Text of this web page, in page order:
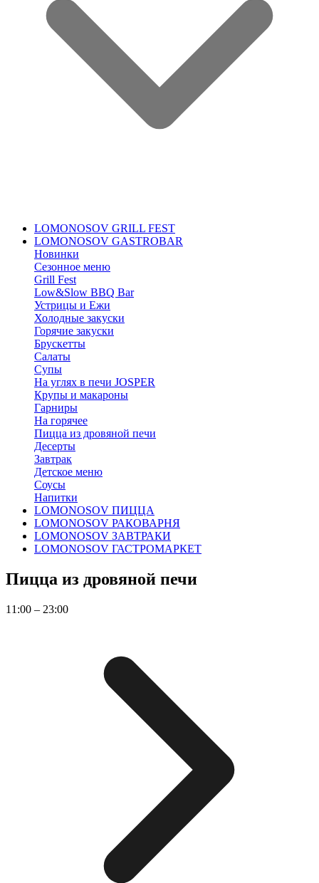
LOMONOSOV GRILL FEST
LOMONOSOV GASTROBAR
Новинки
Сезонное меню
Grill Fest
Low&Slow BBQ Bar
Устрицы и Ежи
Холодные закуски
Горячие закуски
Брускетты
Салаты
Супы
На углях в печи JOSPER
Крупы и макароны
Гарниры
На горячее
Пицца из дровяной печи
Десерты
Завтрак
Детское меню
Соусы
Напитки
LOMONOSOV ПИЦЦА
LOMONOSOV РАКОВАРНЯ
LOMONOSOV ЗАВТРАКИ
LOMONOSOV ГАСТРОМАРКЕТ
Пицца из дровяной печи
11:00 – 23:00